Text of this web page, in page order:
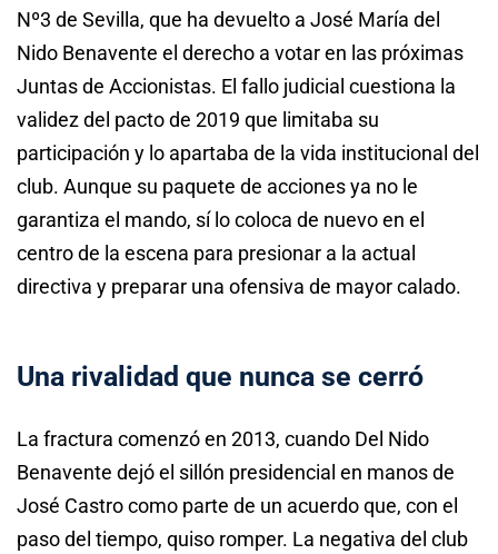
Nº3 de Sevilla, que ha devuelto a José María del
Nido Benavente el derecho a votar en las próximas
Juntas de Accionistas. El fallo judicial cuestiona la
validez del pacto de 2019 que limitaba su
participación y lo apartaba de la vida institucional del
club. Aunque su paquete de acciones ya no le
garantiza el mando, sí lo coloca de nuevo en el
centro de la escena para presionar a la actual
directiva y preparar una ofensiva de mayor calado.
Una rivalidad que nunca se cerró
La fractura comenzó en 2013, cuando Del Nido
Benavente dejó el sillón presidencial en manos de
José Castro como parte de un acuerdo que, con el
paso del tiempo, quiso romper. La negativa del club